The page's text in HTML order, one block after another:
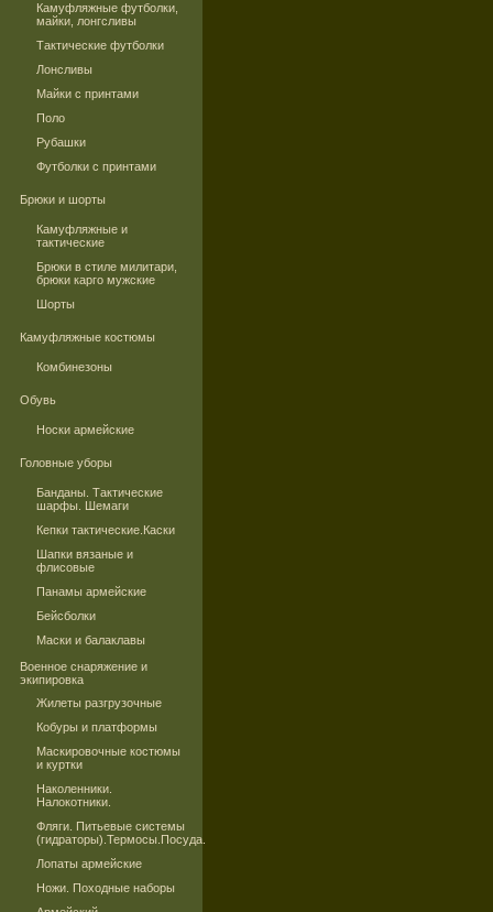
Камуфляжные футболки,
майки, лонгсливы
Тактические футболки
Лонсливы
Майки с принтами
Поло
Рубашки
Футболки с принтами
Брюки и шорты
Камуфляжные и
тактические
Брюки в стиле милитари,
брюки карго мужские
Шорты
Камуфляжные костюмы
Комбинезоны
Обувь
Носки армейские
Головные уборы
Банданы. Тактические
шарфы. Шемаги
Кепки тактические.Каски
Шапки вязаные и
флисовые
Панамы армейские
Бейсболки
Маски и балаклавы
Военное снаряжение и
экипировка
Жилеты разгрузочные
Кобуры и платформы
Маскировочные костюмы
и куртки
Наколенники.
Налокотники.
Фляги. Питьевые системы
(гидраторы).Термосы.Посуда.
Лопаты армейские
Ножи. Походные наборы